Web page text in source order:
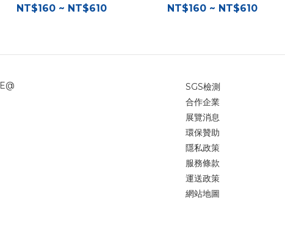
NT$160 ~ NT$610 NT$160 ~ NT$610
SGS檢測
合作企業
展覽消息
環保贊助
隱私政策
服務條款
運送政策
網站地圖